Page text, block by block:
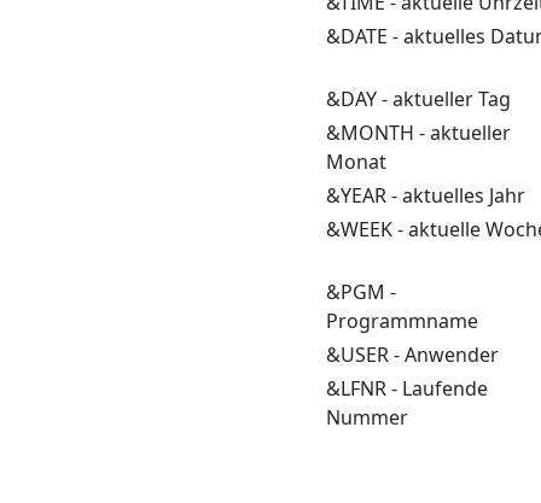
&DATE - aktuelles
&DAY - aktueller Tag
&MONTH - aktueller
Monat
&YEAR - aktuelles Jahr
&WEEK - aktuelle
&PGM -
Programmname
&USER - Anwender
&LFNR - Laufende
Nummer